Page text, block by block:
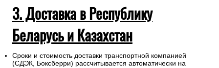
3. Доставка в Республику
Беларусь и Казахстан
Сроки и стоимость доставки транспортной компанией
(СДЭК, Боксберри) рассчитывается автоматически на